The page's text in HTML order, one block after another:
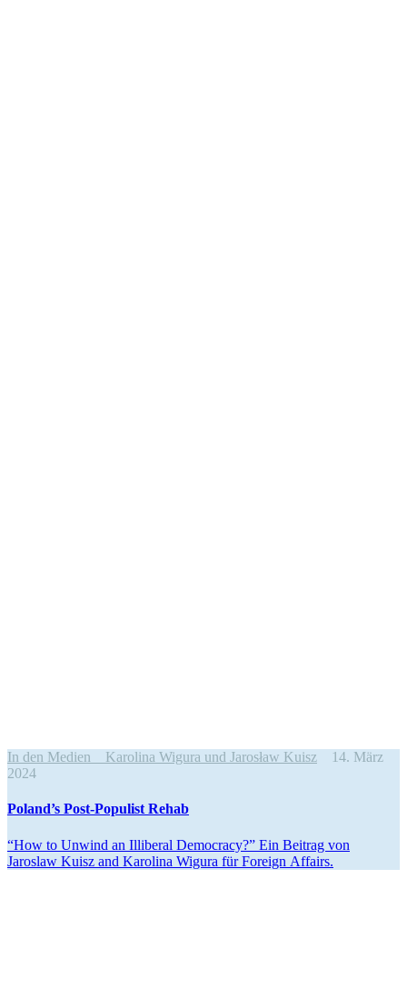
In den Medien Karolina Wigura und Jarosław Kuisz 14. März
2024
Poland’s Post-Populist Rehab
“How to Unwind an Illiberal Democracy?” Ein Beitrag von
Jaroslaw Kuisz and Karolina Wigura für Foreign Affairs.